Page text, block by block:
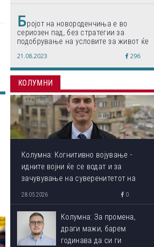
Бројот на новороденчиња е во
сериозен пад, без стратегии за
подобрување на условите за живот ќе
дојде до затворање на училишта,
предупредуваат експертите
21.08.2023 296
КОЛУМНИ
Колумна: Когнитивно војување -
идните војни ќе се водат и за
зачувување на суверенитетот на
сопствениот ум
28.05.2026 0
Колумна: За промена,
драги мажи, барем
годинава да си ги